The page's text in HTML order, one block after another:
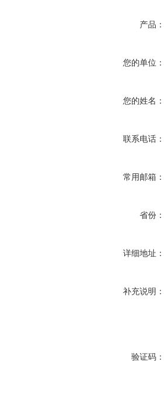
产品：
您的单位：
您的姓名：
联系电话：
常用邮箱：
省份：
详细地址：
补充说明：
验证码：